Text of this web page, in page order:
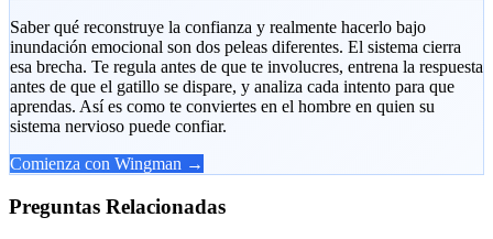
Saber qué reconstruye la confianza y realmente hacerlo bajo
inundación emocional son dos peleas diferentes. El sistema cierra
esa brecha. Te regula antes de que te involucres, entrena la respuesta
antes de que el gatillo se dispare, y analiza cada intento para que
aprendas. Así es como te conviertes en el hombre en quien su
sistema nervioso puede confiar.
Comienza con Wingman →
Preguntas Relacionadas